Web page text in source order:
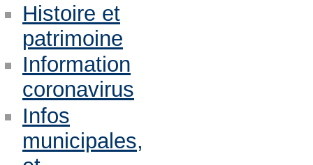
Histoire et
patrimoine
Information
coronavirus
Infos
municipales,